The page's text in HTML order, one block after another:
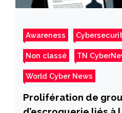
Awareness
Non classé TN
World Cyber News
Prolifération de